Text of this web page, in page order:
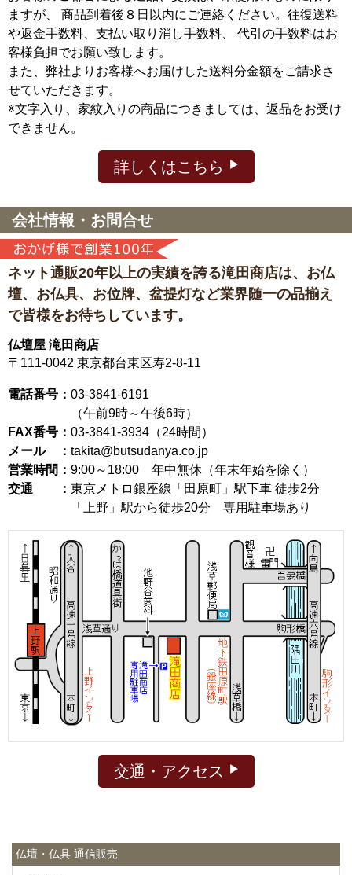
ますが、
商品到着後８日以内にご連絡ください。往復送料
や返金手数料、支払い取り消し手数料、 代引の手数料はお
客様負担でお願い致します。
また、弊社よりお客様へお届けした送料分金額をご請求さ
せていただきます。
※文字入り、家紋入りの商品につきましては、返品をお受け
できません。
詳しくはこちら
会社情報・お問合せ
ネット通販20年以上の実績を誇る滝田商店は、 お仏
壇、お仏具、お位牌、盆提灯など業界随一の品揃え
で皆様をお待ちしています。
仏壇屋 滝田商店
〒111-0042 東京都台東区寿2-8-11
電話番号： 03-3841-6191
（午前9時～午後6時）
FAX番号： 03-3841-3934（24時間）
メール ： takita@butsudanya.co.jp
営業時間： 9:00～18:00 年中無休（年末年始を除く）
交通 ： 東京メトロ銀座線「田原町」駅下車 徒歩2分
「上野」駅から徒歩20分 専用駐車場あり
交通・アクセス
仏壇・仏具 通信販売